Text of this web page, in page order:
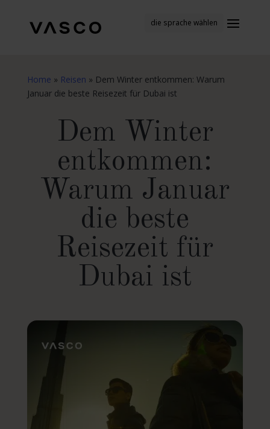
die sprache wählen
Home » Reisen » Dem Winter entkommen: Warum
Januar die beste Reisezeit für Dubai ist
Dem Winter
entkommen:
Warum Januar
die beste
Reisezeit für
Dubai ist